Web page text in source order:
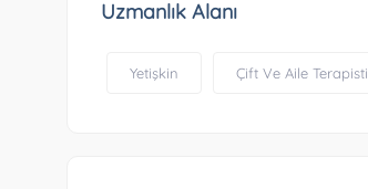
Uzmanlık Alanı
Yetişkin Çift Ve Aile Terapisti